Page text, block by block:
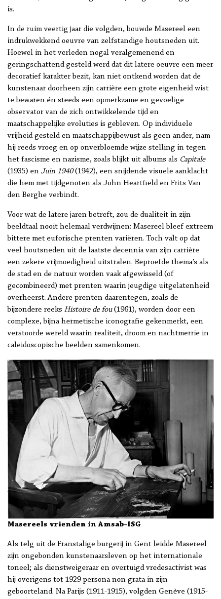
is.
In de ruim veertig jaar die volgden, bouwde Masereel een
indrukwekkend oeuvre van zelfstandige houtsneden uit.
Hoewel in het verleden nogal veralgemenend en
geringschattend gesteld werd dat dit latere oeuvre een meer
decoratief karakter bezit, kan niet ontkend worden dat de
kunstenaar doorheen zijn carrière een grote eigenheid wist
te bewaren én steeds een opmerkzame en gevoelige
observator van de zich ontwikkelende tijd en
maatschappelijke evoluties is gebleven. Op individuele
vrijheid gesteld en maatschappijbewust als geen ander, nam
hij reeds vroeg en op onverbloemde wijze stelling in tegen
het fascisme en nazisme, zoals blijkt uit albums als Capitale
(1935) en Juin 1940(1942), een snijdende visuele aanklacht
die hem met tijdgenoten als John Heartfield en Frits Van
den Berghe verbindt.
Voor wat de latere jaren betreft, zou de dualiteit in zijn
beeldtaal nooit helemaal verdwijnen: Masereel bleef extreem
bittere met euforische prenten variëren. Toch valt op dat
veel houtsneden uit de laatste decennia van zijn carrière
een zekere vrijmoedigheid uitstralen. Beproefde thema’s als
de stad en de natuur worden vaak afgewisseld (of
gecombineerd) met prenten waarin jeugdige uitgelatenheid
overheerst. Andere prenten daarentegen, zoals de
bijzondere reeks Histoire de fou(1961), worden door een
complexe, bijna hermetische iconografie gekenmerkt, een
verstoorde wereld waarin realiteit, droom en nachtmerrie in
caleidoscopische beelden samenkomen.
Masereels vrienden in Amsab-ISG
Als telg uit de Franstalige burgerij in Gent leidde Masereel
zijn ongebonden kunstenaarsleven op het internationale
toneel; als dienstweigeraar en overtuigd vredesactivist was
hij overigens tot 1929 persona non grata in zijn
geboorteland. Na Parijs (1911-1915), volgden Genève (1915-